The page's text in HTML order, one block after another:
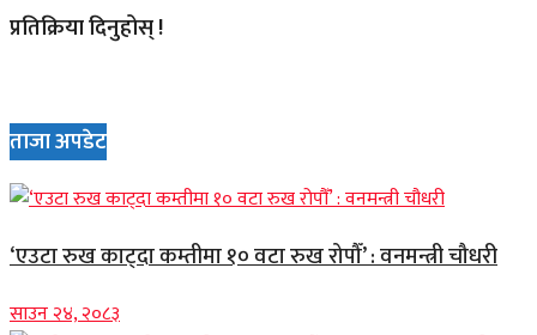
प्रतिक्रिया दिनुहोस् !
ताजा अपडेट
‘एउटा रुख काट्दा कम्तीमा १० वटा रुख रोपौँ’ : वनमन्त्री चौधरी
साउन २४, २०८३